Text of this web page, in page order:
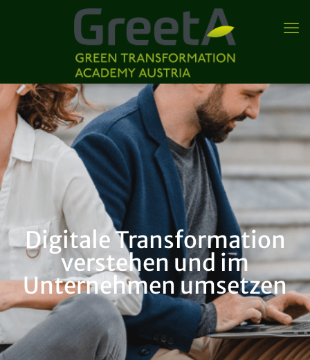
Digitale Transformation
verstehen und im
Unternehmen umsetzen